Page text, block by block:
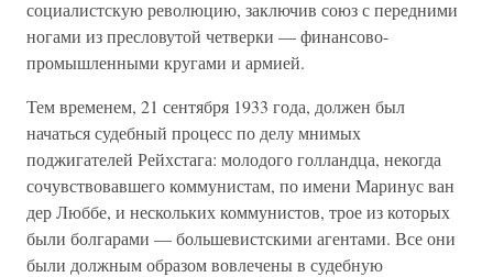
социалистскую революцию, заключив союз с передними
ногами из пресловутой четверки — финансово-
промышленными кругами и армией.
Тем временем, 21 сентября 1933 года, должен был
начаться судебный процесс по делу мнимых
поджигателей Рейхстага: молодого голландца, некогда
сочувствовавшего коммунистам, по имени Маринус ван
дер Люббе, и нескольких коммунистов, трое из которых
были болгарами — большевистскими агентами. Все они
были должным образом вовлечены в судебную